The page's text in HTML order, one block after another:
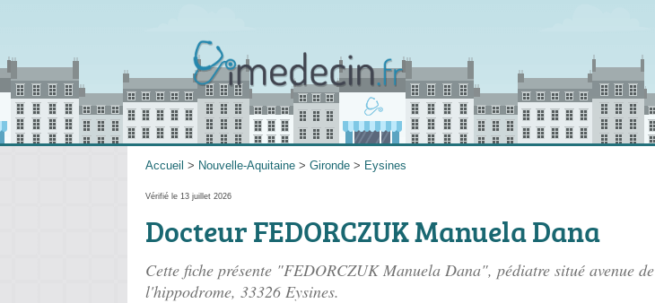
Accueil > Nouvelle-Aquitaine > Gironde > Eysines
Vérifié le 13 juillet 2026
Docteur FEDORCZUK Manuela Dana
Cette fiche présente "FEDORCZUK Manuela Dana", pédiatre situé avenue de
l'hippodrome, 33326 Eysines.